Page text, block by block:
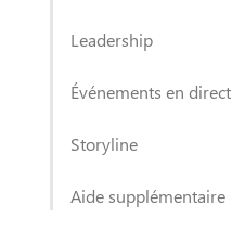
Leadership
Événements en direct
Storyline
Aide supplémentaire